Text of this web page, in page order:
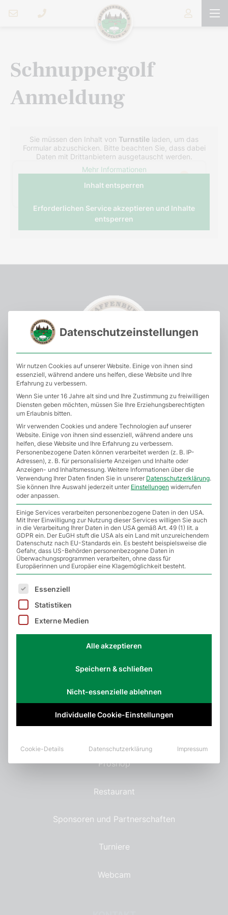
Schnuppergolf
Anmeldung
Sie müssen den Inhalt von Turnstile laden, um das
Formular abzuschicken. Bitte beachten Sie, dass dabei
Daten mit Drittanbietern ausgetauscht werden.
Mehr Informationen
Inhalt entsperren
Erforderlichen Service akzeptieren und Inhalte
entsperren
SEITEN
Für Gäste
Für Interessenten
Für Kinder und Jugendliche
Mannschaften & Spartengolf
Golfreisen
Über den Club
Kontakt / Ansprechpartner
Proshop
Restaurant
Sponsoren und Partnerschaften
Turniere
Webcam
Datenschutzeinstellungen
Wir nutzen Cookies auf unserer Website. Einige von ihnen sind
essenziell, während andere uns helfen, diese Website und Ihre
Erfahrung zu verbessern.
Wenn Sie unter 16 Jahre alt sind und Ihre Zustimmung zu freiwilligen
Diensten geben möchten, müssen Sie Ihre Erziehungsberechtigten
um Erlaubnis bitten.
Wir verwenden Cookies und andere Technologien auf unserer
Website. Einige von ihnen sind essenziell, während andere uns
helfen, diese Website und Ihre Erfahrung zu verbessern.
Personenbezogene Daten können verarbeitet werden (z. B. IP-
Adressen), z. B. für personalisierte Anzeigen und Inhalte oder
Anzeigen- und Inhaltsmessung. Weitere Informationen über die
Verwendung Ihrer Daten finden Sie in unserer Datenschutzerklärung.
Sie können Ihre Auswahl jederzeit unter Einstellungen widerrufen
oder anpassen.
Einige Services verarbeiten personenbezogene Daten in den USA.
Mit Ihrer Einwilligung zur Nutzung dieser Services willigen Sie auch
in die Verarbeitung Ihrer Daten in den USA gemäß Art. 49 (1) lit. a
GDPR ein. Der EuGH stuft die USA als ein Land mit unzureichendem
Datenschutz nach EU-Standards ein. Es besteht beispielsweise die
Gefahr, dass US-Behörden personenbezogene Daten in
Überwachungsprogrammen verarbeiten, ohne dass für
Europäerinnen und Europäer eine Klagemöglichkeit besteht.
Es folgt eine Liste der Service-Gruppen, für die eine
Essenziell
Statistiken
Externe Medien
Alle akzeptieren
Speichern & schließen
Nicht-essenzielle ablehnen
Individuelle Cookie-Einstellungen
Cookie-Details Datenschutzerklärung Impressum